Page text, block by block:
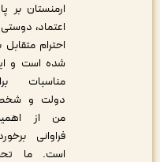
ارمنستان بر پایه
اعتماد، دوستی و
احترام متقابل بنا
شده است و این
مناسبات برای
دولت و شخص
من از اهمیت
فراوانی برخوردار
است. ما تحت